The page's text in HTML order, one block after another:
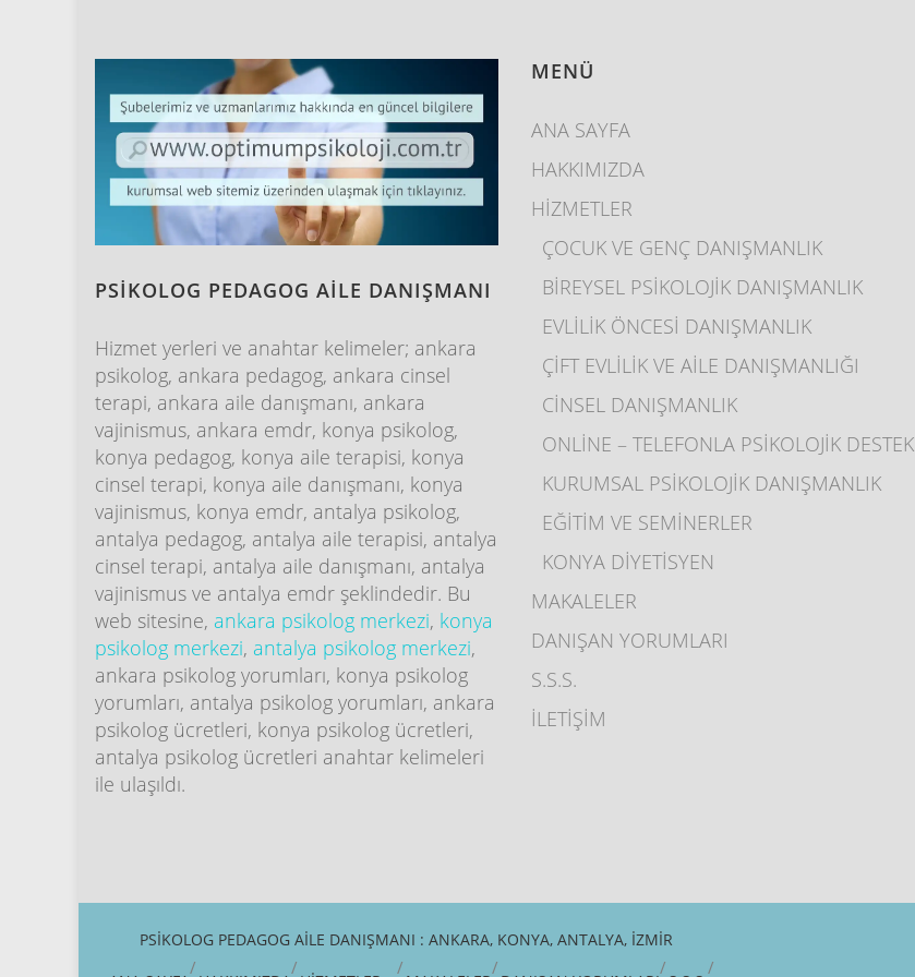
PSİKOLOG PEDAGOG AİLE DANIŞMANI
Hizmet yerleri ve anahtar kelimeler; ankara
psikolog, ankara pedagog, ankara cinsel
terapi, ankara aile danışmanı, ankara
vajinismus, ankara emdr, konya psikolog,
konya pedagog, konya aile terapisi, konya
cinsel terapi, konya aile danışmanı, konya
vajinismus, konya emdr, antalya psikolog,
antalya pedagog, antalya aile terapisi, antalya
cinsel terapi, antalya aile danışmanı, antalya
vajinismus ve antalya emdr şeklindedir. Bu
web sitesine, ankara psikolog merkezi, konya
psikolog merkezi, antalya psikolog merkezi,
ankara psikolog yorumları, konya psikolog
yorumları, antalya psikolog yorumları, ankara
psikolog ücretleri, konya psikolog ücretleri,
antalya psikolog ücretleri anahtar kelimeleri
ile ulaşıldı.
MENÜ
ANA SAYFA
HAKKIMIZDA
HİZMETLER
ÇOCUK VE GENÇ DANIŞMANLIK
BİREYSEL PSİKOLOJİK DANIŞMANLIK
EVLİLİK ÖNCESİ DANIŞMANLIK
ÇİFT EVLİLİK VE AİLE DANIŞMANLIĞI
CİNSEL DANIŞMANLIK
ONLİNE – TELEFONLA PSİKOLOJİK DESTEK
KURUMSAL PSİKOLOJİK DANIŞMANLIK
EĞİTİM VE SEMİNERLER
KONYA DİYETİSYEN
MAKALELER
DANIŞAN YORUMLARI
S.S.S.
İLETİŞİM
PSIKOLOG PEDAGOG AILE DANIŞMANI : ANKARA, KONYA, ANTALYA, İZMIR